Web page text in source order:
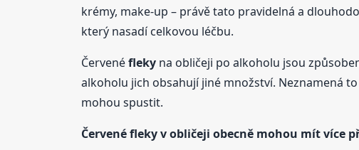
krémy, make-up – právě tato pravidelná a
který nasadí celkovou léčbu.
Červenéflekyna obličeji po alkoholu jsou
alkoholu jich obsahují jiné množství. Neznamená
mohou spustit.
Červenéflekyv obličeji obecně mohou mít více